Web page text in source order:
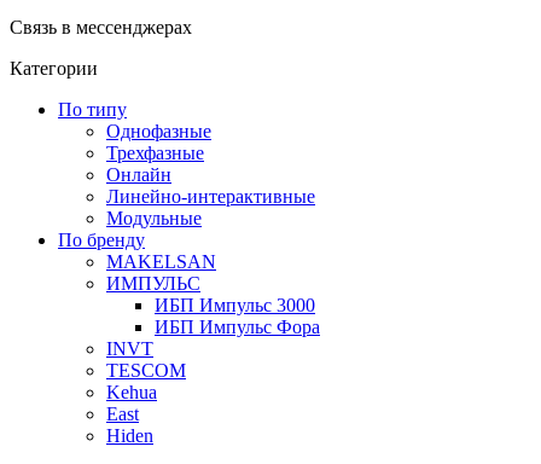
Связь в мессенджерах
Категории
По типу
Однофазные
Трехфазные
Онлайн
Линейно-интерактивные
Модульные
По бренду
MAKELSAN
ИМПУЛЬС
ИБП Импульс 3000
ИБП Импульс Фора
INVT
TESCOM
Kehua
East
Hiden